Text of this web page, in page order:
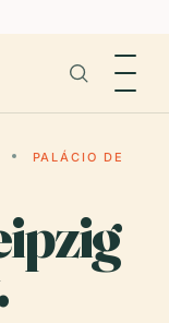
PALÁCIO DE